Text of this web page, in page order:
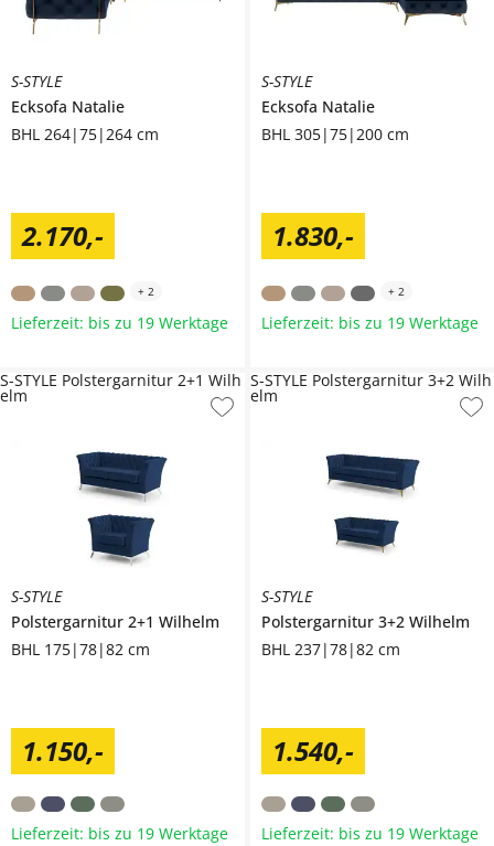
S-STYLE
Ecksofa Natalie
BHL 264|75|264 cm
2.170,-
+ 2
Lieferzeit: bis zu 19 Werktage
S-STYLE
Ecksofa Natalie
BHL 305|75|200 cm
1.830,-
+ 2
Lieferzeit: bis zu 19 Werktage
S-STYLE
Polstergarnitur 2+1 Wilhelm
BHL 175|78|82 cm
1.150,-
S-STYLE Polstergarnitur 2+1 Wilh
elm
Lieferzeit: bis zu 19 Werktage
S-STYLE
Polstergarnitur 3+2 Wilhelm
BHL 237|78|82 cm
1.540,-
S-STYLE Polstergarnitur 3+2 Wilh
elm
Lieferzeit: bis zu 19 Werktage